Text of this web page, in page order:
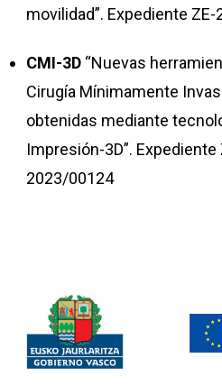
movilidad”. Expediente
CMI-3D “Nuevas
Cirugía Mínimamente
obtenidas mediante
Impresión-3D”. Expediente
2023/00124